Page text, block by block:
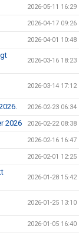
2026-05-11 16:29
2026-04-17 09:26
2026-04-01 10:48
2026-03-16 18:23
2026-03-14 17:12
2026-02-23 06:34
2026 2026-02-22 08:38
2026-02-16 16:47
2026-02-01 12:25
2026-01-28 15:42
2026-01-25 13:10
2026-01-05 16:40